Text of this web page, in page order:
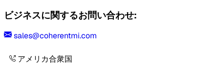
ビジネスに関するお問い合わせ:
sales@coherentmi.com
アメリカ合衆国